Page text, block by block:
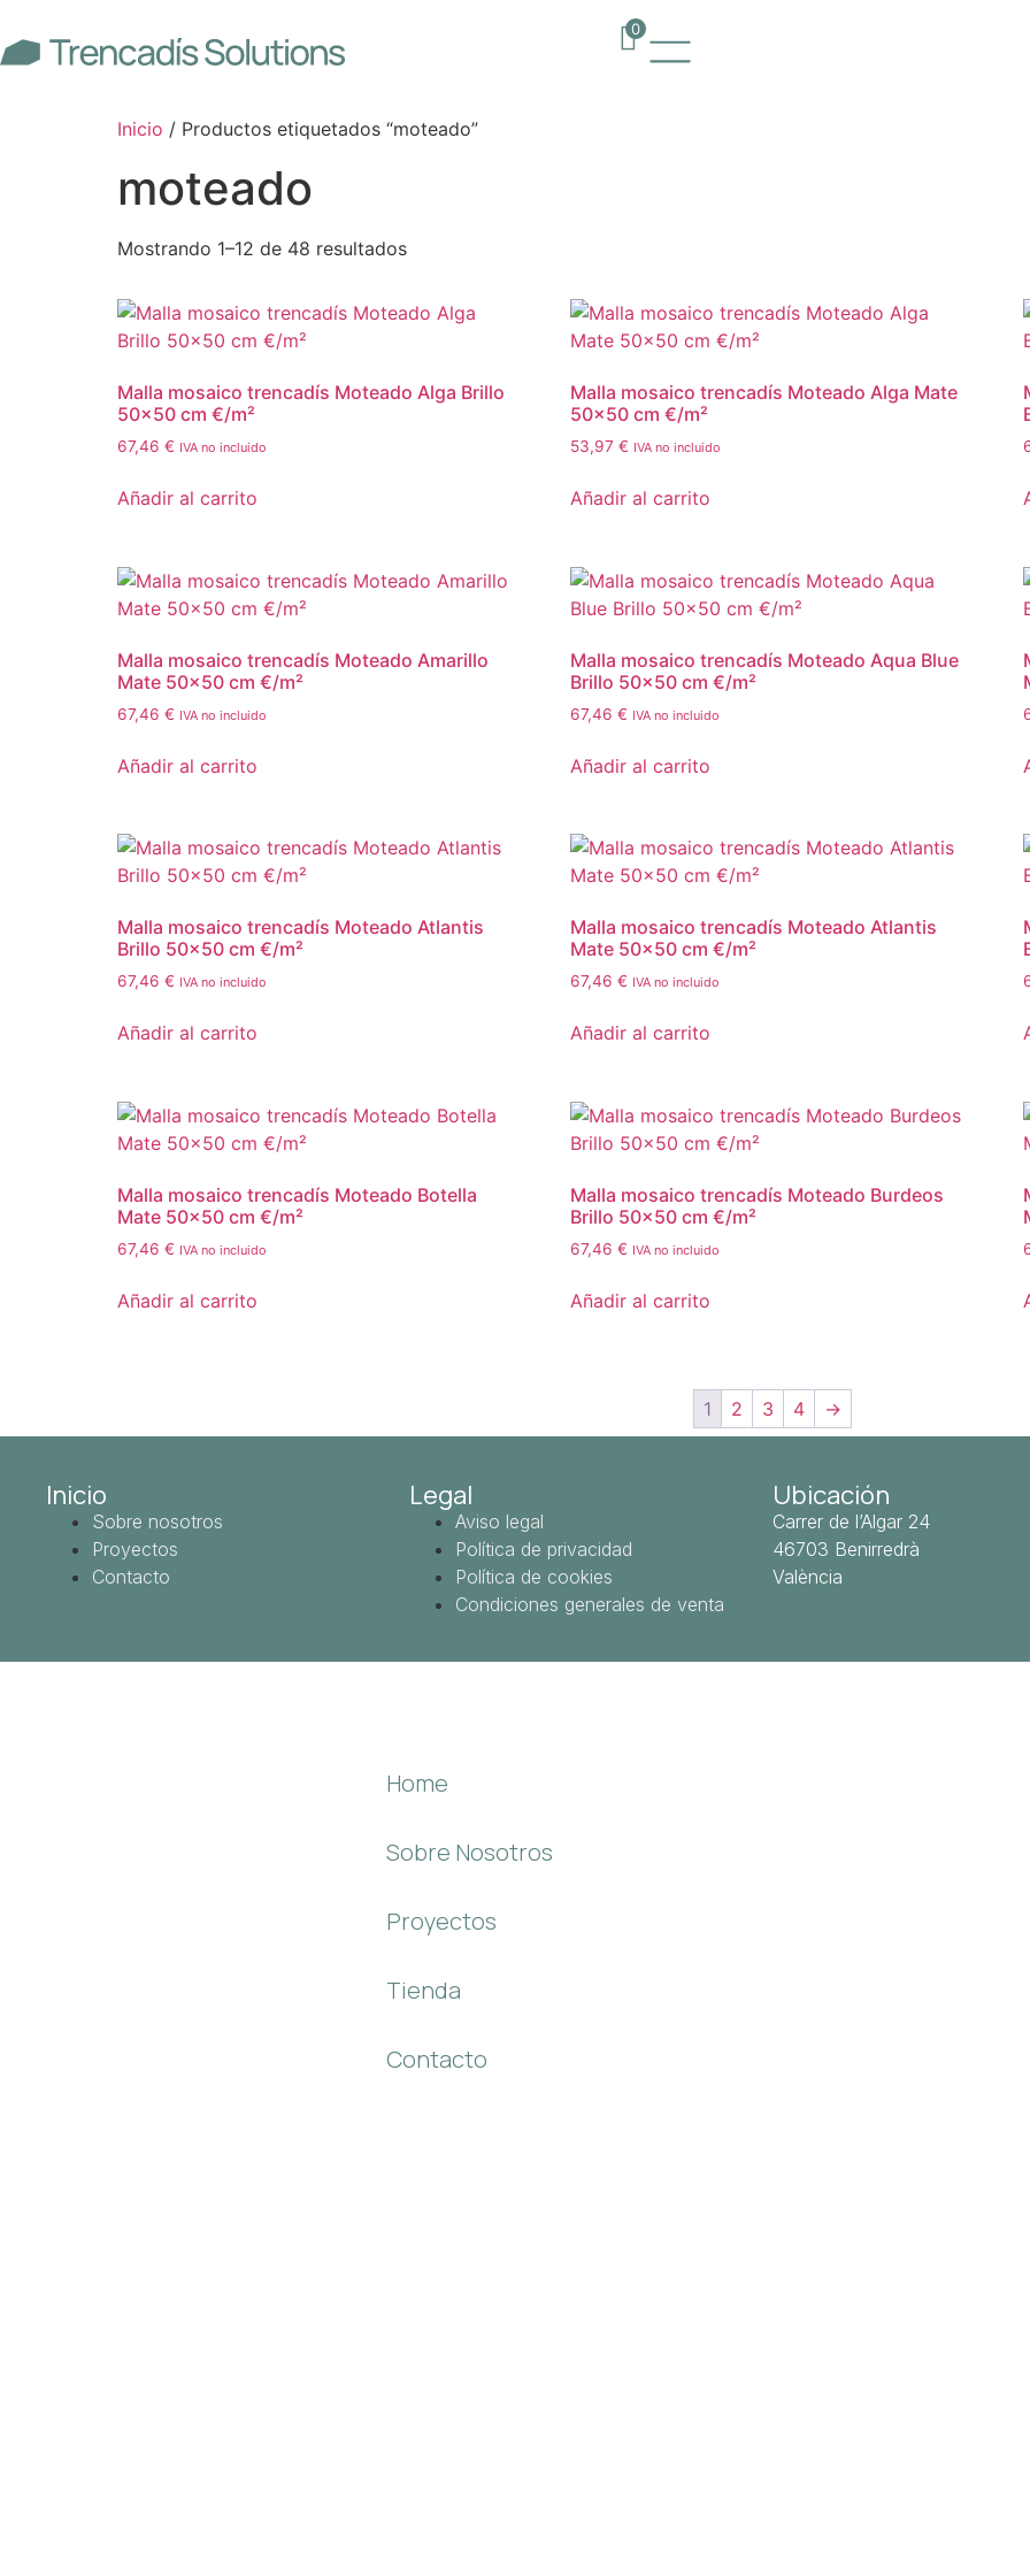
0
Inicio / Productos etiquetados “moteado”
moteado
Mostrando 1–12 de 48 resultados
Malla mosaico trencadís Moteado Alga Brillo
50×50 cm €/m²
67,46 € IVA no incluido
Añadir al carrito
Malla mosaico trencadís Moteado Alga Mate
50×50 cm €/m²
53,97 € IVA no incluido
Añadir al carrito
Malla mosaico trencadís Moteado Amarillo
Mate 50×50 cm €/m²
67,46 € IVA no incluido
Añadir al carrito
Malla mosaico trencadís Moteado Aqua Blue
Brillo 50×50 cm €/m²
67,46 € IVA no incluido
Añadir al carrito
Malla mosaico trencadís Moteado Atlantis
Brillo 50×50 cm €/m²
67,46 € IVA no incluido
Añadir al carrito
Malla mosaico trencadís Moteado Atlantis
Mate 50×50 cm €/m²
67,46 € IVA no incluido
Añadir al carrito
Malla mosaico trencadís Moteado Botella
Mate 50×50 cm €/m²
67,46 € IVA no incluido
Añadir al carrito
Malla mosaico trencadís Moteado Burdeos
Brillo 50×50 cm €/m²
67,46 € IVA no incluido
Añadir al carrito
1 2 3 4 →
Inicio
Sobre nosotros
Proyectos
Contacto
Legal
Aviso legal
Política de privacidad
Política de cookies
Condiciones generales de venta
Ubicación
Carrer de l’Algar 24
46703 Benirredrà
València
Home
Sobre Nosotros
Proyectos
Tienda
Contacto